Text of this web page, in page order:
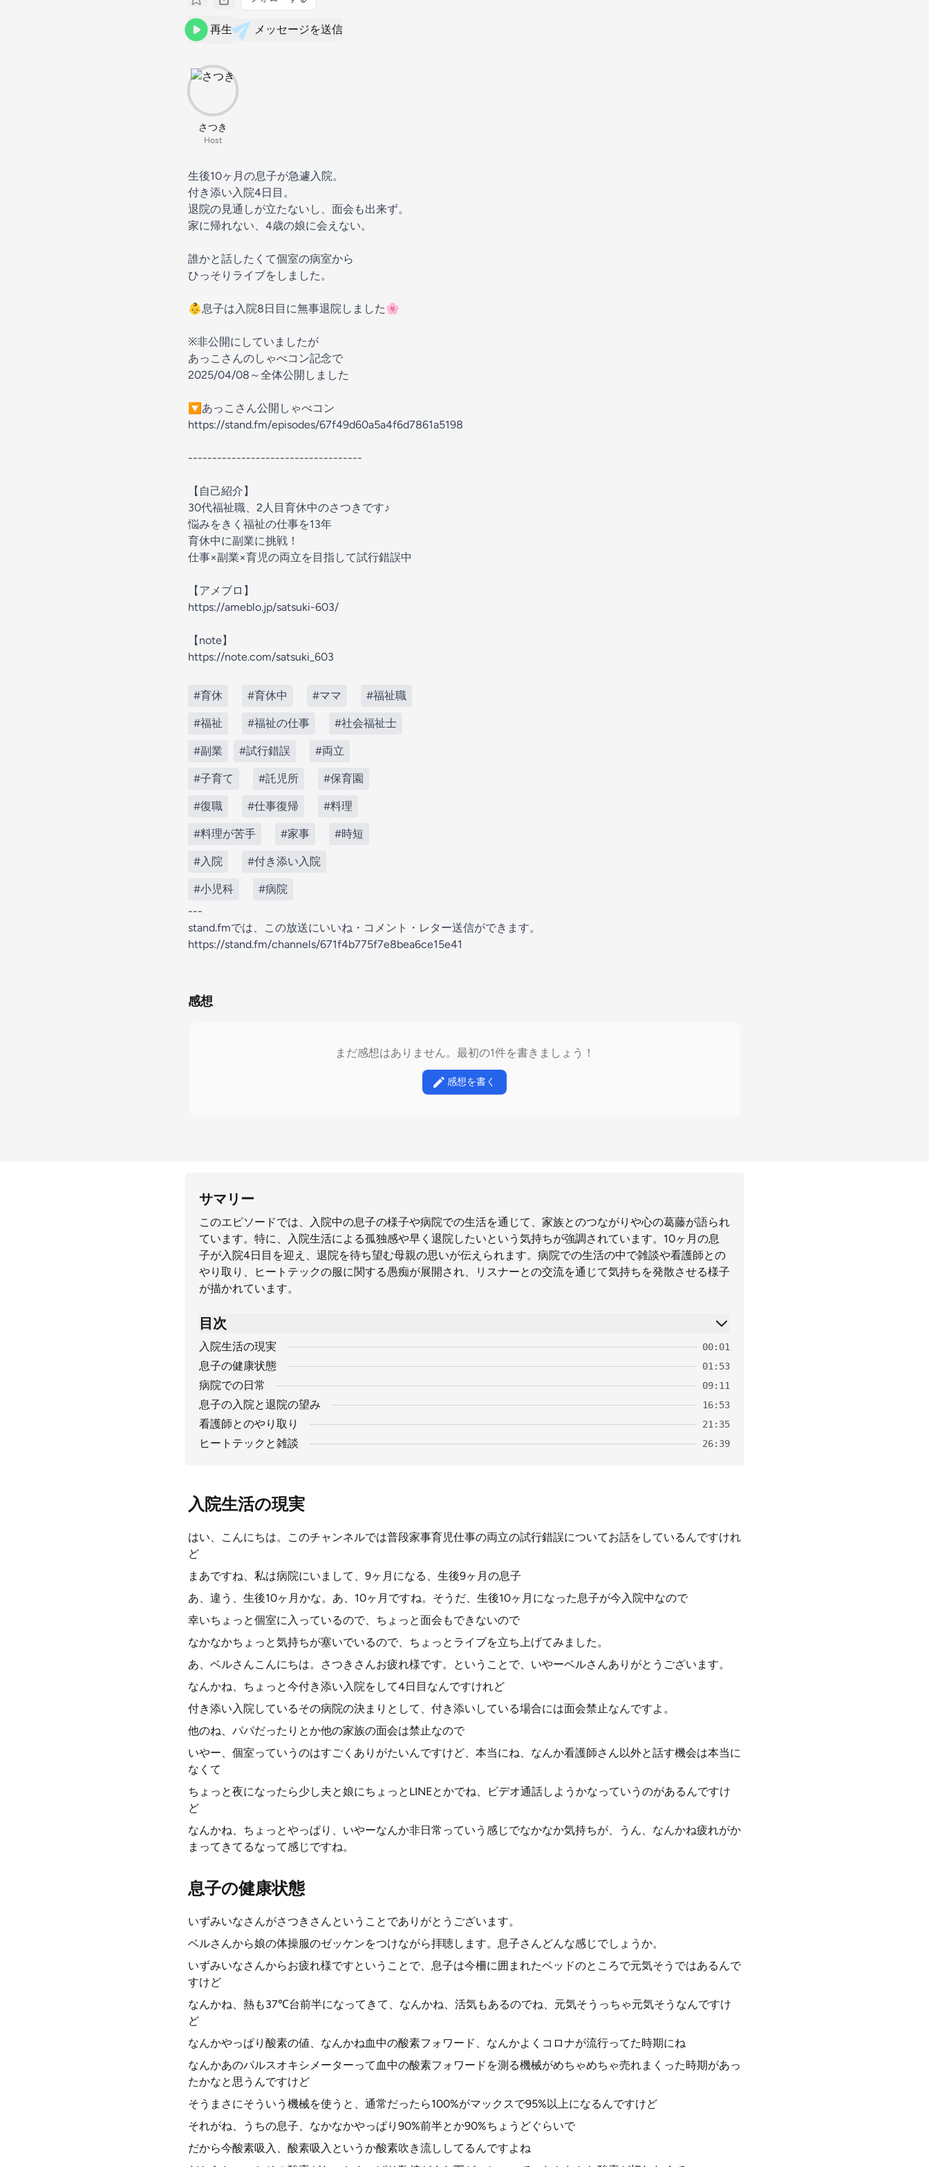
再生 メッセージを送信
さつき
Host
生後10ヶ月の息子が急遽入院。
付き添い入院4日目。
退院の見通しが立たないし、面会も出来ず。
家に帰れない、4歳の娘に会えない。
誰かと話したくて個室の病室から
ひっそりライブをしました。
👶息子は入院8日目に無事退院しました🌸
※非公開にしていましたが
あっこさんのしゃべコン記念で
2025/04/08～全体公開しました
🔽あっこさん公開しゃべコン
https://stand.fm/episodes/67f49d60a5a4f6d7861a5198
------------------------------------
【自己紹介】
30代福祉職、2人目育休中のさつきです♪
悩みをきく福祉の仕事を13年
育休中に副業に挑戦！
仕事×副業×育児の両立を目指して試行錯誤中
【アメブロ】
https://ameblo.jp/satsuki-603/
【note】
https://note.com/satsuki_603
#育休 #育休中 #ママ #福祉職
#福祉 #福祉の仕事 #社会福祉士
#副業 #試行錯誤 #両立
#子育て #託児所 #保育園
#復職 #仕事復帰 #料理
#料理が苦手 #家事 #時短
#入院 #付き添い入院
#小児科
#病院
---
stand.fmでは、この放送にいいね・コメント・レター送信ができます。
https://stand.fm/channels/671f4b775f7e8bea6ce15e41
感想
まだ感想はありません。最初の1件を書きましょう！
感想を書く
サマリー
このエピソードでは、入院中の息子の様子や病院での生活を通じて、家族とのつながりや心の葛藤が語られ
ています。特に、入院生活による孤独感や早く退院したいという気持ちが強調されています。10ヶ月の息
子が入院4日目を迎え、退院を待ち望む母親の思いが伝えられます。病院での生活の中で雑談や看護師との
やり取り、ヒートテックの服に関する愚痴が展開され、リスナーとの交流を通じて気持ちを発散させる様子
が描かれています。
目次
入院生活の現実 00:01
息子の健康状態 01:53
病院での日常 09:11
息子の入院と退院の望み 16:53
看護師とのやり取り 21:35
ヒートテックと雑談 26:39
入院生活の現実
はい、こんにちは。このチャンネルでは普段家事育児仕事の両立の試行錯誤についてお話をしているんですけれ
ど
まあですね、私は病院にいまして、9ヶ月になる、生後9ヶ月の息子
あ、違う、生後10ヶ月かな。あ、10ヶ月ですね。そうだ、生後10ヶ月になった息子が今入院中なので
幸いちょっと個室に入っているので、ちょっと面会もできないので
なかなかちょっと気持ちが塞いでいるので、ちょっとライブを立ち上げてみました。
あ、ベルさんこんにちは。さつきさんお疲れ様です。ということで、いやーベルさんありがとうございます。
なんかね、ちょっと今付き添い入院をして4日目なんですけれど
付き添い入院しているその病院の決まりとして、付き添いしている場合には面会禁止なんですよ。
他のね、パパだったりとか他の家族の面会は禁止なので
いやー、個室っていうのはすごくありがたいんですけど、本当にね、なんか看護師さん以外と話す機会は本当に
なくて
ちょっと夜になったら少し夫と娘にちょっとLINEとかでね、ビデオ通話しようかなっていうのがあるんですけ
ど
なんかね、ちょっとやっぱり、いやーなんか非日常っていう感じでなかなか気持ちが、うん、なんかね疲れがか
まってきてるなって感じですね。
息子の健康状態
いずみいなさんがさつきさんということでありがとうございます。
ベルさんから娘の体操服のゼッケンをつけながら拝聴します。息子さんどんな感じでしょうか。
いずみいなさんからお疲れ様ですということで、息子は今柵に囲まれたベッドのところで元気そうではあるんで
すけど
なんかね、熱も37℃台前半になってきて、なんかね、活気もあるのでね、元気そうっちゃ元気そうなんですけ
ど
なんかやっぱり酸素の値、なんかね血中の酸素フォワード、なんかよくコロナが流行ってた時期にね
なんかあのパルスオキシメーターって血中の酸素フォワードを測る機械がめちゃめちゃ売れまくった時期があっ
たかなと思うんですけど
そうまさにそういう機械を使うと、通常だったら100%がマックスで95%以上になるんですけど
それがね、うちの息子、なかなかやっぱり90%前半とか90%ちょうどぐらいで
だから今酸素吸入、酸素吸入というか酸素吹き流ししてるんですよね